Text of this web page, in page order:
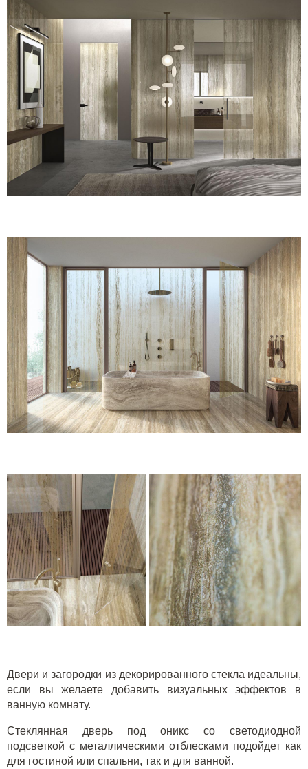
Двери и загородки из декорированного стекла идеальны,
если вы желаете добавить визуальных эффектов в
ванную комнату.
Стеклянная дверь под оникс со светодиодной
подсветкой с металлическими отблесками подойдет как
для гостиной или спальни, так и для ванной.